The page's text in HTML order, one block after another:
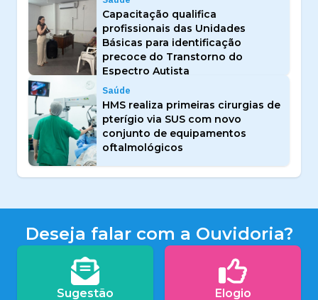
Capacitação qualifica
profissionais das Unidades
Básicas para identificação
precoce do Transtorno do
Espectro Autista
Saúde
HMS realiza primeiras cirurgias de
pterígio via SUS com novo
conjunto de equipamentos
oftalmológicos
Deseja falar com a Ouvidoria?
Sugestão Elogio